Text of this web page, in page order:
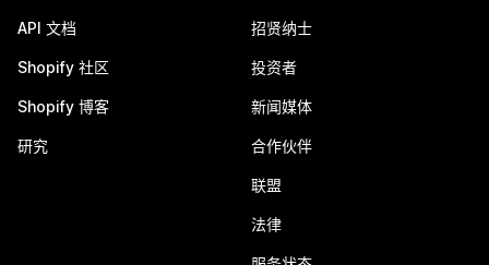
API 文档
Shopify 社区
Shopify 博客
研究
招贤纳士
投资者
新闻媒体
合作伙伴
联盟
法律